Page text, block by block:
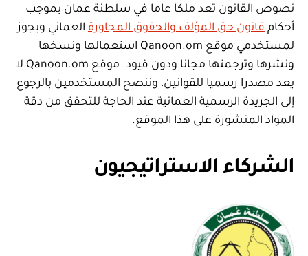
نصوص القانون تعد ملكا عاما في سلطنة عمان بموجب
أحكام قانون حق المؤلف والحقوق المجاورة العماني ويجوز
لمستخدمي موقع Qanoon.om استعمالها ونسخها
ونشرها وترجمتها مجانا ودون قيود. موقع Qanoon.om لا
يعد مصدرا رسميا للقوانين، وننصح المستخدمين بالرجوع
إلى الجريدة الرسمية العمانية عند الحاجة للتحقق من دقة
المواد المنشورة على هذا الموقع.
الشركاء الاستراتيجيون